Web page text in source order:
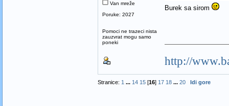
Van mreže
Poruke: 2027
Pomoci ne trazeci nista
zauzvrat mogu samo
poneki
Burek sa sirom
http://
Stranice: 1 ... 14 15[16] 17 18 ... 20 Idi gore